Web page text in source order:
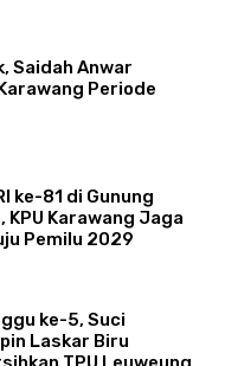
Saidah Anwar
Periode
ke-81 di Gunung
KPU Karawang Jaga
Pemilu 2029
ke-5, Suci
Laskar Biru